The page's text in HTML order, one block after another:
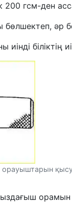
200 гсм-ден
әр
біліктің
орауыштарын